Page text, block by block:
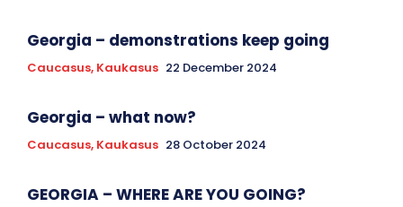
Georgia – demonstrations keep going
Caucasus, Kaukasus 22 December 2024
Georgia – what now?
Caucasus, Kaukasus 28 October 2024
GEORGIA – WHERE ARE YOU GOING?